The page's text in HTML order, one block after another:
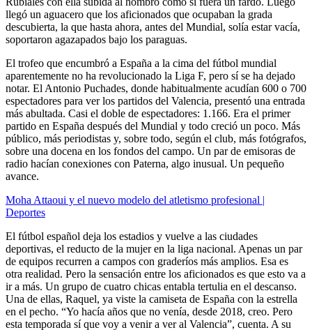
llegó un aguacero que los aficionados que ocupaban la grada
descubierta, la que hasta ahora, antes del Mundial, solía estar vacía,
soportaron agazapados bajo los paraguas.
El trofeo que encumbró a España a la cima del fútbol mundial
aparentemente no ha revolucionado la Liga F, pero sí se ha dejado
notar. El Antonio Puchades, donde habitualmente acudían 600 o 700
espectadores para ver los partidos del Valencia, presentó una entrada
más abultada. Casi el doble de espectadores: 1.166. Era el primer
partido en España después del Mundial y todo creció un poco. Más
público, más periodistas y, sobre todo, según el club, más fotógrafos,
sobre una docena en los fondos del campo. Un par de emisoras de
radio hacían conexiones con Paterna, algo inusual. Un pequeño
avance.
Moha Attaoui y el nuevo modelo del atletismo profesional |
Deportes
El fútbol español deja los estadios y vuelve a las ciudades
deportivas, el reducto de la mujer en la liga nacional. Apenas un par
de equipos recurren a campos con graderíos más amplios. Esa es
otra realidad. Pero la sensación entre los aficionados es que esto va a
ir a más. Un grupo de cuatro chicas entabla tertulia en el descanso.
Una de ellas, Raquel, ya viste la camiseta de España con la estrella
en el pecho. “Yo hacía años que no venía, desde 2018, creo. Pero
esta temporada sí que voy a venir a ver al Valencia”, cuenta. A su